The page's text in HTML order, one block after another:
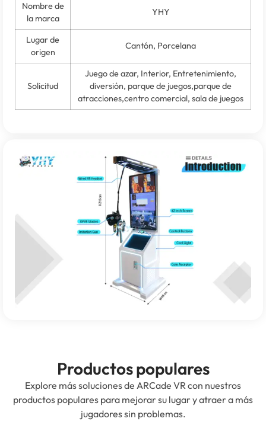
Nombre de
la marca
YHY
Lugar de
origen
Cantón, Porcelana
Solicitud
Juego de azar, Interior, Entretenimiento,
diversión, parque de juegos,parque de
atracciones,centro comercial, sala de juegos
Productos populares
Explore más soluciones de ARCade VR con nuestros
productos populares para mejorar su lugar y atraer a más
jugadores sin problemas.